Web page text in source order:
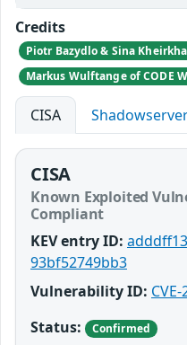
Credits
Piotr Bazydlo & Sina
Markus Wulftange of CODE
CISA
CISA
Known Exploited
Compliant
KEV entry ID:
93bf52749bb3
Vulnerability ID:
Status:
Confirmed